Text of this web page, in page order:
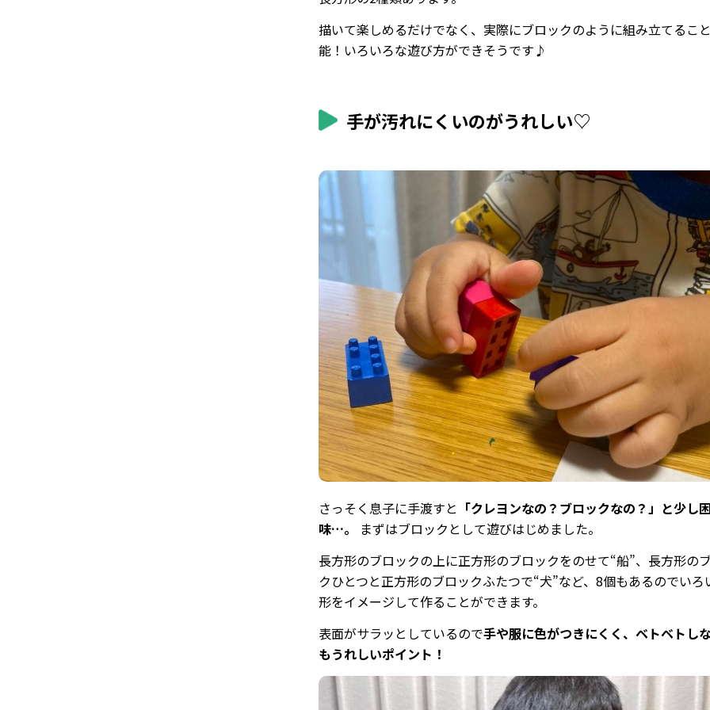
描いて楽しめるだけでなく、実際にブロックのように組み立てるこ
能！いろいろな遊び方ができそうです♪
手が汚れにくいのがうれしい♡
さっそく息子に手渡すと 「クレヨンなの？ブロックなの？」と少し
味…。
まずはブロックとして遊びはじめました。
長方形のブロックの上に正方形のブロックをのせて“船”、長方形の
クひとつと正方形のブロックふたつで“犬”など、8個もあるのでいろ
形をイメージして作ることができます。
表面がサラッとしているので手や服に色がつきにくく、ベトベトし
もうれしいポイント！